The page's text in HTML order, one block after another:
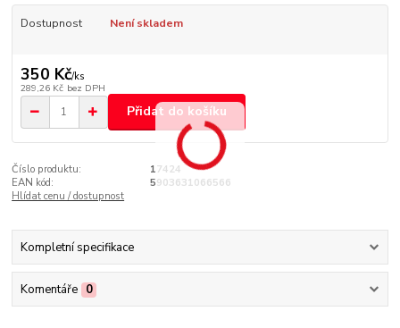
Dostupnost Není skladem
350 Kč/ks
289,26 Kč bez DPH
Přidat do košíku
Číslo produktu:
17424
EAN kód:
5903631066566
Hlídat cenu / dostupnost
Kompletní specifikace
Komentáře 0